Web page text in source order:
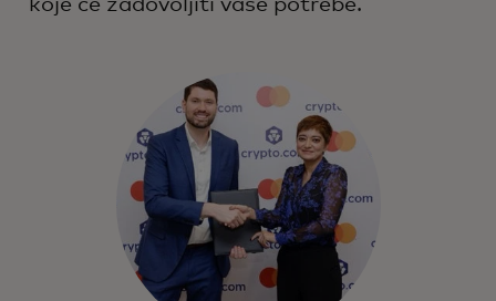
koje će zadovoljiti vaše potrebe.